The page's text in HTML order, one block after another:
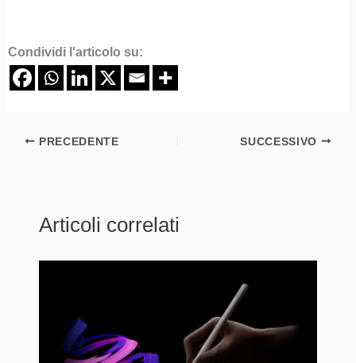
Condividi l'articolo su:
PRECEDENTE SUCCESSIVO
Articoli correlati